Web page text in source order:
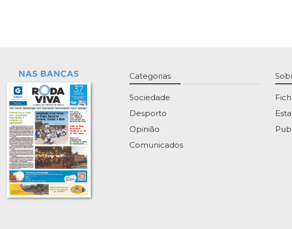
Categorias
Sociedade
Desporto
Opinião
Comunicados